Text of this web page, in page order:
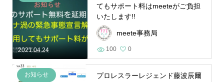
2021.04.24
てもサポート料はmeeteがご負担
いたします!!
meete事務局
100 0
お知らせ
プロレスラーレジェンド藤波辰爾